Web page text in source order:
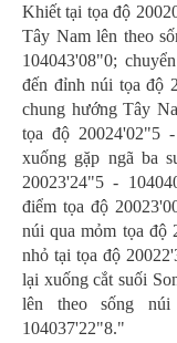
Khiết tại tọa độ
Tây Nam lên theo
104043'08"0;
đến đỉnh núi tọa độ
chung hướng Tây
tọa độ 20024'02"5
xuống gặp ngã ba
20023'24"5 -
điểm tọa độ
núi qua mỏm tọa độ
nhỏ tại tọa độ
lại xuống cắt suối
lên theo sống
104037'22"8."